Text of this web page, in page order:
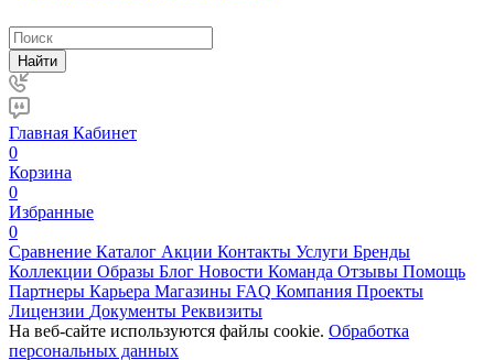
Найти
Главная Кабинет
0
Корзина
0
Избранные
0
Сравнение Каталог Акции Контакты Услуги Бренды
Коллекции Образы Блог Новости Команда Отзывы Помощь
Партнеры Карьера Магазины FAQ Компания Проекты
Лицензии Документы Реквизиты
На веб-сайте используются файлы cookie. Обработка
персональных данных